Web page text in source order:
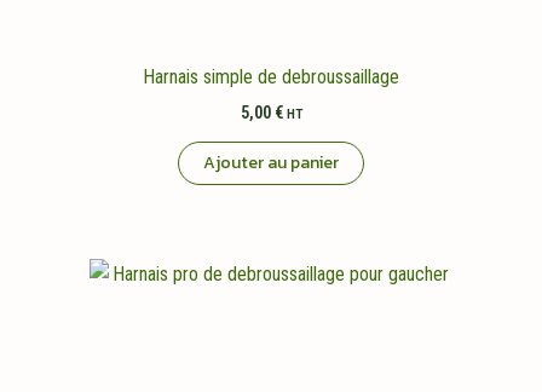
Harnais simple de debroussaillage
5,00 € HT
Ajouter au panier